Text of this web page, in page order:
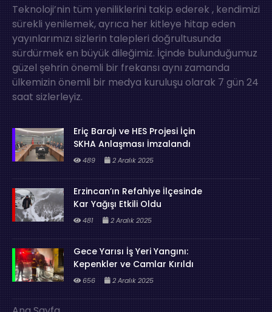
Teknoloji’nin tüm yeniliklerini takip ederek , kendimizi
sürekli yenilemek, ayrıca her kitleye hitap eden
yayınlarımızı sizlerin talepleri doğrultusunda
sürdürmek en büyük dileğimiz. İçinde bulunduğumuz
güzel şehrin önemli bir frekansı aynı zamanda
ülkemizin önemli bir medya kuruluşu olarak 7 gün 24
saat sizlerleyiz.
Eriç Barajı ve HES Projesi İçin
SKHA Anlaşması İmzalandı
489 2 Aralık 2025
Erzincan’ın Refahiye İlçesinde
Kar Yağışı Etkili Oldu
481 2 Aralık 2025
Gece Yarısı İş Yeri Yangını:
Kepenkler ve Camlar Kırıldı
656 2 Aralık 2025